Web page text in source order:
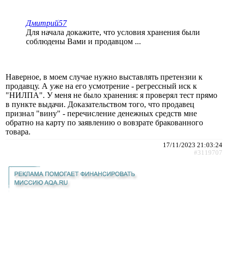
Дмитрий57
Для начала докажите, что условия хранения были
соблюдены Вами и продавцом ...
Наверное, в моем случае нужно выставлять претензии к
продавцу. А уже на его усмотрение - регрессный иск к
"НИЛПА". У меня не было хранения: я проверял тест прямо
в пункте выдачи. Доказательством того, что продавец
признал "вину" - перечисление денежных средств мне
обратно на карту по заявлению о вовзрате бракованного
товара.
17/11/2023 21:03:24
#3119707